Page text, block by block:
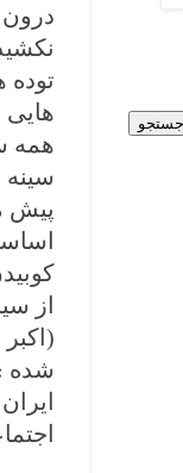
توده
هایی
همه
از
شده